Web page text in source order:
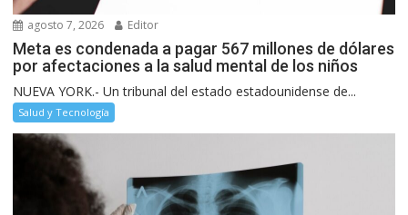
agosto 7, 2026 Editor
Meta es condenada a pagar 567 millones de dólares
por afectaciones a la salud mental de los niños
NUEVA YORK.- Un tribunal del estado estadounidense de...
Salud y Tecnología